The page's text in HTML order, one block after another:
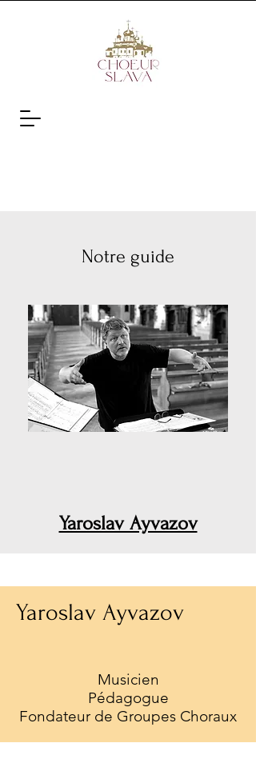
Notre guide
Yaroslav Ayvazov
Yaroslav Ayvazov
Musicien
Pédagogue
Fondateur de Groupes Choraux